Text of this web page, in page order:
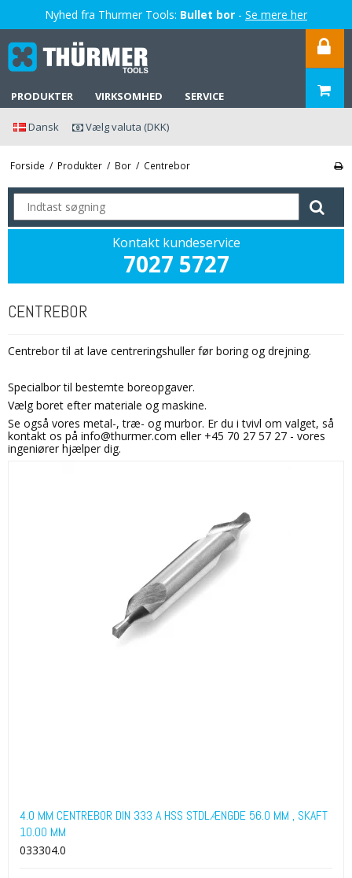
Nyhed fra Thurmer Tools: Bullet bor - Se mere her
SERVICE
VIRKSOMHED
PRODUKTER
Dansk Vælg valuta (DKK)
Forside / Produkter / Bor / Centrebor
Kontakt kundeservice
7027 5727
CENTREBOR
Centrebor til at lave centreringshuller før boring og drejning.
Specialbor til bestemte boreopgaver.
Vælg boret efter materiale og maskine.
Se også vores metal-, træ- og murbor. Er du i tvivl om valget, så
kontakt os på info@thurmer.com eller +45 70 27 57 27 - vores
ingeniører hjælper dig.
4.0 MM CENTREBOR DIN 333 A HSS STDLÆNGDE 56.0 MM , SKAFT
10.00 MM
033304.0